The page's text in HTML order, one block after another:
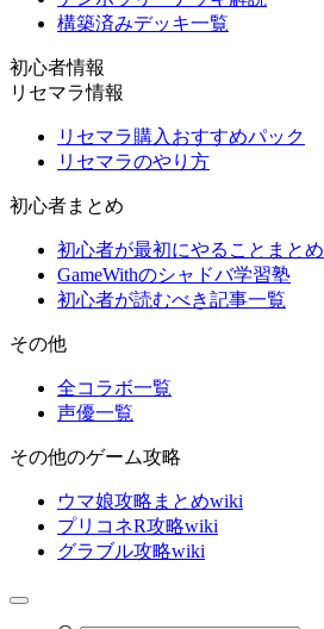
構築済みデッキ一覧
初心者情報
リセマラ情報
リセマラ購入おすすめパック
リセマラのやり方
初心者まとめ
初心者が最初にやることまとめ
GameWithのシャドバ学習塾
初心者が読むべき記事一覧
その他
全コラボ一覧
声優一覧
その他のゲーム攻略
ウマ娘攻略まとめwiki
プリコネR攻略wiki
グラブル攻略wiki